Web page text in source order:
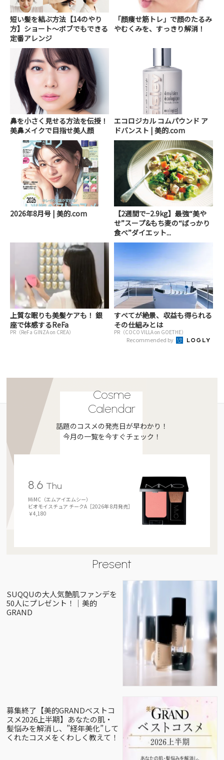
短い髪を結ぶ方法【14のやり
方】ショート～ボブでもできる
定番アレンジ
「顔痩せ筋トレ」で顔のたるみ
やむくみを、すっきり解消！
鼻を小さく見せる方法を伝授！
美鼻メイクで目指せ美人顔
エコロジカル コムパウンド ア
ドバンスト | 美的.com
2026年8月号 | 美的.com
【2週間で−2.9kg】最強“美や
せ”スープ&もち麦の“ばっかり
食べ”ダイエット...
上質な眠りも美髪ケアも！ 銀
座で体感するReFa
PR（ReFa GINZA on CREA）
すべてが絶景、収益も得られる
その仕組みとは
PR（COCO VILLA on GOETHE）
Recommended by
Cosme
Calendar
話題のコスメの発売日が早わかり！
今月の一覧を今すぐチェック！
8.6 Thu
MiMC（エムアイエムシー）
ビオモイスチュア チークA［2026年 8月発売］
￥4,180
Present
SUQQUの大人気艶肌ファンデを
50人にプレゼント！｜美的
GRAND
募集終了【美的GRANDベストコ
スメ2026上半期】あなたの肌・
髪悩みを解消し、”経年美化”して
くれたコスメをくわしく教えて！